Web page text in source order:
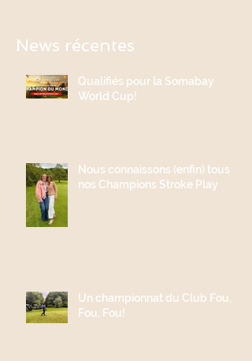
News récentes
Qualifiés pour la Somabay
World Cup!
Nous connaissons (enfin) tous
nos Champions Stroke Play
Un championnat du Club Fou,
Fou, Fou!